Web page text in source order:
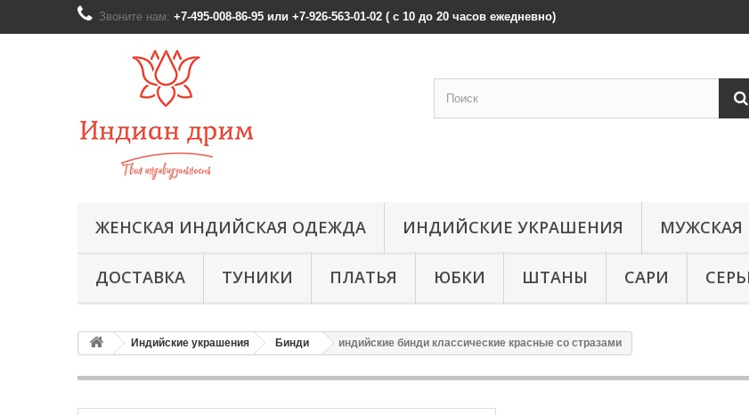
Звоните нам: +7-495-008-86-95 или +7-926-563-01-02 ( с 10 до 20 часов ежедневно)
ЖЕНСКАЯ ИНДИЙСКАЯ ОДЕЖДА ИНДИЙСКИЕ УКРАШЕНИЯ
ДОСТАВКА ТУНИКИ ПЛАТЬЯ ЮБКИ ШТАНЫ САРИ
Индийские украшения Бинди индийские бинди классические красные со стразами